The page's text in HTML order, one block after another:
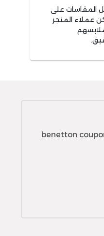
المقاسات على
عملاء المتجر
benetton